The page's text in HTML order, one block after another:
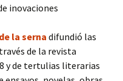
inovaciones
la serna difundió las
de la revista
y de tertulias literarias